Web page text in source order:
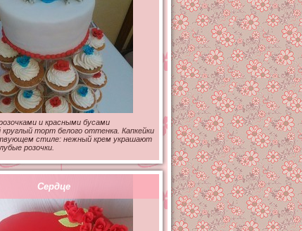
и красными бусами
круглый торт белого оттенка. Капкейки
стиле: нежный крем украшают
розочки.
Сердце